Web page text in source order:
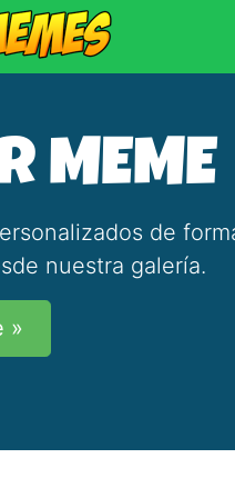
MEME
de
nuestra galería.
»